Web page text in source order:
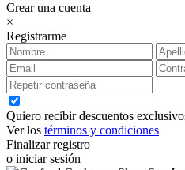
Crear una cuenta
×
Registrarme
Quiero recibir descuentos
Ver los términos y condiciones
Finalizar registro
o iniciar sesión